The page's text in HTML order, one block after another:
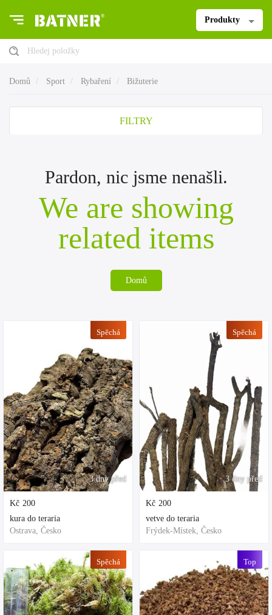
Produkty
Hledej položky
Domů Sport Rybaření Bižuterie
FILTRY
Pardon, nic jsme nenašli.
We are showing
related items
Domů
3 dny před
Spěchá
Kč 200
kura do teraria
Ostrava, Česko
Spěchá
3 dny před
Spěchá
Kč 200
vetve do teraria
Frýdek-Místek, Česko
Top